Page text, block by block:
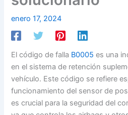
enero 17, 2024
El código de falla B0005 es una
en el sistema de retención
vehículo. Este código se refiere
funcionamiento del sensor de
es crucial para la seguridad del